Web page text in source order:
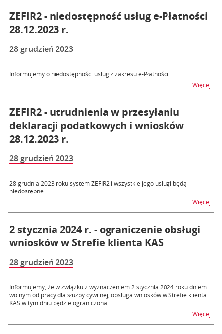
ZEFIR2 - niedostępność usług e-Płatności
28.12.2023 r.
28 grudzień 2023
Informujemy o niedostępności usług z zakresu e-Płatności.
Więcej
ZEFIR2 - utrudnienia w przesyłaniu
deklaracji podatkowych i wniosków
28.12.2023 r.
28 grudzień 2023
28 grudnia 2023 roku system ZEFIR2 i wszystkie jego usługi będą
niedostępne.
Więcej
2 stycznia 2024 r. - ograniczenie obsługi
wniosków w Strefie klienta KAS
28 grudzień 2023
Informujemy, że w związku z wyznaczeniem 2 stycznia 2024 roku dniem
wolnym od pracy dla służby cywilnej, obsługa wniosków w Strefie klienta
KAS w tym dniu będzie ograniczona.
Więcej